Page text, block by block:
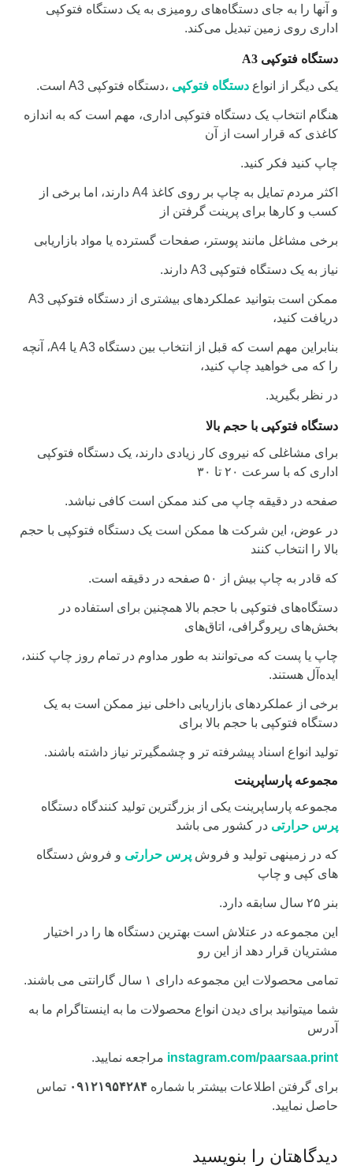
و آنها را به جای دستگاه‌های رومیزی به یک دستگاه فتوکپی
اداری روی زمین تبدیل می‌کند.
دستگاه فتوکپیA3
یکی دیگر از انواع دستگاه فتوکپی ،دستگاه فتوکپیA3 است.
هنگام انتخاب یک دستگاه فتوکپی اداری، مهم است که به اندازه
کاغذی که قرار است از آن
چاپ کنید فکر کنید.
اکثر مردم تمایل به چاپ بر روی کاغذ A4 دارند، اما برخی از
کسب و کارها برای پرینت گرفتن از
برخی مشاغل مانند پوستر، صفحات گسترده یا مواد بازاریابی
نیاز به یک دستگاه فتوکپی A3 دارند.
ممکن است بتوانید عملکردهای بیشتری از دستگاه فتوکپی A3
دریافت کنید،
بنابراین مهم است که قبل از انتخاب بین دستگاه A3 یا A4، آنچه
را که می خواهید چاپ کنید،
در نظر بگیرید.
دستگاه فتوکپی با حجم بالا
برای مشاغلی که نیروی کار زیادی دارند، یک دستگاه فتوکپی
اداری که با سرعت ۲۰ تا ۳۰
صفحه در دقیقه چاپ می کند ممکن است کافی نباشد.
در عوض، این شرکت ها ممکن است یک دستگاه فتوکپی با حجم
بالا را انتخاب کنند
که قادر به چاپ بیش از ۵۰ صفحه در دقیقه است.
دستگاه‌های فتوکپی با حجم بالا همچنین برای استفاده در
بخش‌های رپروگرافی، اتاق‌های
چاپ یا پست که می‌توانند به طور مداوم در تمام روز چاپ کنند،
ایده‌آل هستند.
برخی از عملکردهای بازاریابی داخلی نیز ممکن است به یک
دستگاه فتوکپی با حجم بالا برای
تولید انواع اسناد پیشرفته تر و چشمگیرتر نیاز داشته باشند.
مجموعه پارساپرینت
مجموعه پارساپرینت یکی از بزرگترین تولید کنندگاه دستگاه
پرس حرارتی در کشور می باشد
که در زمینهی تولید و فروشپرس حرارتی و فروش دستگاه
های کپی و چاپ
بنر ۲۵ سال سابقه دارد.
این مجموعه در عتلاش است بهترین دستگاه ها را در اختیار
مشتریان قرار دهد از این رو
تمامی محصولات این مجموعه دارای ۱ سال گارانتی می باشند.
شما میتوانید برای دیدن انواع محصولات ما به اینستاگرام ما به
آدرس
instagram.com/paarsaa.print مراجعه نمایید.
برای گرفتن اطلاعات بیشتر با شماره۰۹۱۲۱۹۵۴۲۸۴ تماس
حاصل نمایید.
دیدگاهتان را بنویسید